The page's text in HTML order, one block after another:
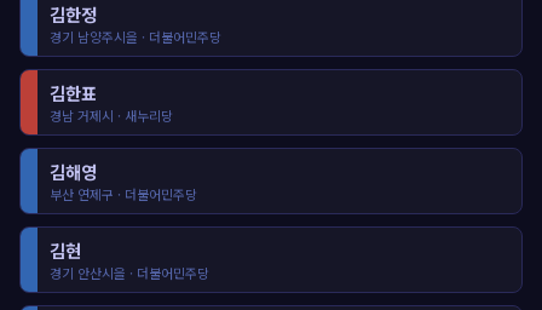
김한정
경기 남양주시을 · 더불어민주당
김한표
경남 거제시 · 새누리당
김해영
부산 연제구 · 더불어민주당
김현
경기 안산시을 · 더불어민주당